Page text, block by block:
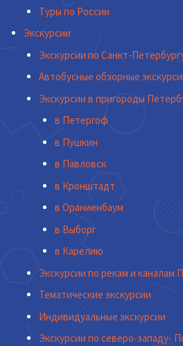
Туры по России
Экскурсии
Экскурсии по Санкт-
Автобусные обзорные
Экскурсии в пригороды
в Петергоф
в Пушкин
в Павловск
в Кронштадт
в Ораниенбаум
в Выборг
в Карелию
Экскурсии по рекам и каналам
Тематические экскурсии
Индивидуальные экскурсии
Экскурсии по северо-западу-